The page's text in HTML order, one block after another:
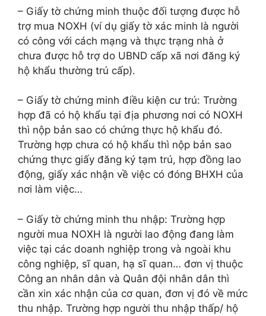
– Giấy tờ chứng minh thuộc đối tượng được hỗ
trợ mua NOXH (ví dụ giấy tờ xác minh là người
có công với cách mạng và thực trạng nhà ở
chưa được hỗ trợ do UBND cấp xã nơi đăng ký
hộ khẩu thường trú cấp).
– Giấy tờ chứng minh điều kiện cư trú: Trường
hợp đã có hộ khẩu tại địa phương nơi có NOXH
thì nộp bản sao có chứng thực hộ khẩu đó.
Trường hợp chưa có hộ khẩu thì nộp bản sao
chứng thực giấy đăng ký tạm trú, hợp đồng lao
động, giấy xác nhận về việc có đóng BHXH của
nơi làm việc…
– Giấy tờ chứng minh thu nhập: Trường hợp
người mua NOXH là người lao động đang làm
việc tại các doanh nghiệp trong và ngoài khu
công nghiệp, sĩ quan, hạ sĩ quan… đơn vị thuộc
Công an nhân dân và Quân đội nhân dân thì
cần xin xác nhận của cơ quan, đơn vị đó về mức
thu nhập. Trường hợp người thu nhập thấp/ hộ